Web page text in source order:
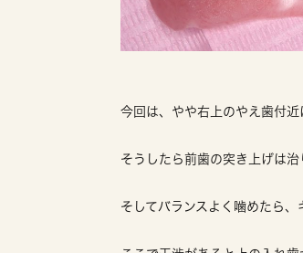
今回は、やや右上のやえ歯付
そうしたら前歯の突き上げは治
そしてバランスよく噛めたら、